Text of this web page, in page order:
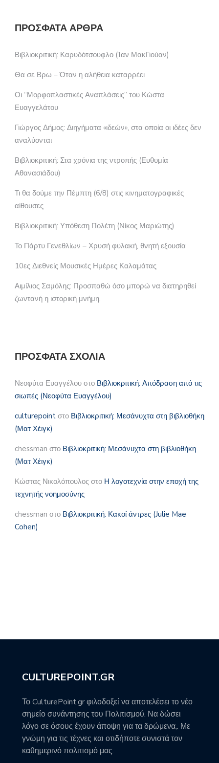
ΠΡΌΣΦΑΤΑ ΆΡΘΡΑ
Βιβλιοκριτική: Καρυδότσουφλο (Ίαν ΜακΓιούαν)
Θα σε Βρω – Όταν η αλήθεια καταρρέει
Οι “Μορφοπλαστικές Αναπλάσεις” του Κώστα
Ευαγγελάτου
Γιώργος Δήμος: Διηγήματα «ιδεών», στα οποία οι ιδέες δεν
αναλύονται
Βιβλιοκριτική: Στα χρόνια της ντροπής (Ευθυμία
Αθανασιάδου)
Τι θα δούμε την Πέμπτη (6/8) στις κινηματογραφικές
αίθουσες
Βιβλιοκριτική: Υπόθεση Πολέτη (Νίκος Μαριώτης)
Το Πάρτυ Γενεθλίων – Χρυσή φυλακή, θνητή εξουσία
10ες Διεθνείς Μουσικές Ημέρες Καλαμάτας
Αιμίλιος Σαμόλης: Προσπαθώ όσο μπορώ να διατηρηθεί
ζωντανή η ιστορική μνήμη.
ΠΡΌΣΦΑΤΑ ΣΧΌΛΙΑ
Νεοφύτα Ευαγγέλου στο Βιβλιοκριτική: Απόδραση από τις
σιωπές (Νεοφύτα Ευαγγέλου)
culturepoint στο Βιβλιοκριτική: Μεσάνυχτα στη βιβλιοθήκη
(Ματ Χέιγκ)
chessman στο Βιβλιοκριτική: Μεσάνυχτα στη βιβλιοθήκη
(Ματ Χέιγκ)
Κώστας Νικολόπουλος στο Η λογοτεχνία στην εποχή της
τεχνητής νοημοσύνης
chessman στο Βιβλιοκριτική: Κακοί άντρες (Julie Mae
Cohen)
CULTUREPOINT.GR
Το CulturePoint.gr φιλοδοξεί να αποτελέσει το νέο
σημείο συνάντησης του Πολιτισμού. Να δώσει
λόγο σε όσους έχουν άποψη για τα δρώμενα,. Με
γνώμη για τις τέχνες και οτιδήποτε συνιστά τον
καθημερινό πολιτισμό μας.